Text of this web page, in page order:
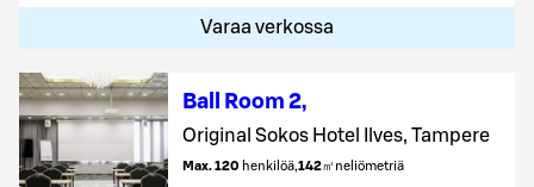
Varaa verkossa
Ball Room 2,
Original Sokos Hotel Ilves, Tampere
Max. 120 henkilöä,142㎡ neliömetriä